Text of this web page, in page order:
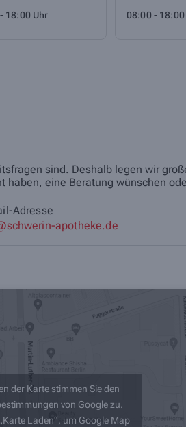
18:00 Uhr 08:00 - 18:00
sind. Deshalb legen wir
eine Beratung wünschen
Adresse
apotheke.de
der Karte stimmen Sie den
von Google zu.
Laden“, um Google Map